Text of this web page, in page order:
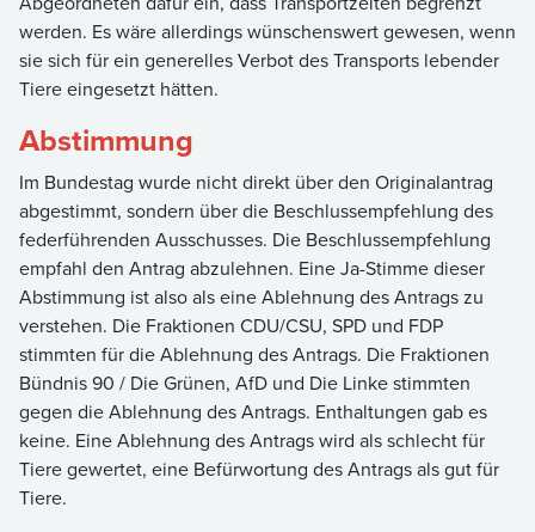
werden. Es wäre allerdings wünschenswert gewesen, wenn
sie sich für ein generelles Verbot des Transports lebender
Tiere eingesetzt hätten.
Abstimmung
Im Bundestag wurde nicht direkt über den Originalantrag
abgestimmt, sondern über die Beschlussempfehlung des
federführenden Ausschusses. Die Beschlussempfehlung
empfahl den Antrag abzulehnen. Eine Ja-Stimme dieser
Abstimmung ist also als eine Ablehnung des Antrags zu
verstehen. Die Fraktionen CDU/CSU, SPD und FDP
stimmten für die Ablehnung des Antrags. Die Fraktionen
Bündnis 90 / Die Grünen, AfD und Die Linke stimmten
gegen die Ablehnung des Antrags. Enthaltungen gab es
keine. Eine Ablehnung des Antrags wird als schlecht für
Tiere gewertet, eine Befürwortung des Antrags als gut für
Tiere.